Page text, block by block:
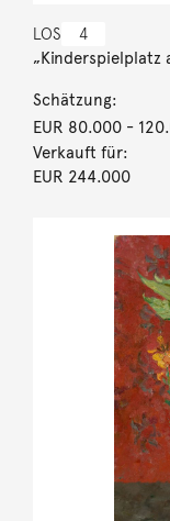
LOS 4
„Kinderspielplatz
Schätzung:
EUR 80.000-
Verkauft für:
EUR 244.000